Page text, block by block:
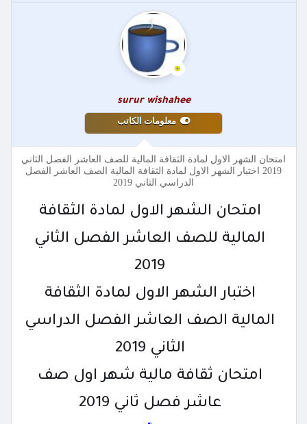
surur wishahee
معلومات الكاتب
امتحان الشهر الاول لمادة الثقافة المالية للصف العاشر الفصل الثاني
2019 اختبار الشهر الاول لمادة الثقافة المالية الصف العاشر الفصل
الدراسي الثاني 2019
امتحان الشهر الاول لمادة الثقافة
المالية للصف العاشر الفصل الثاني
2019
اختبار الشهر الاول لمادة الثقافة
المالية الصف العاشر الفصل الدراسي
الثاني 2019
امتحان ثقافة مالية شهر اول صف
عاشر فصل ثاني 2019